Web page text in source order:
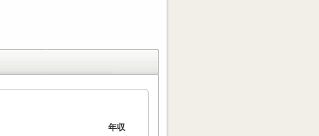
年収